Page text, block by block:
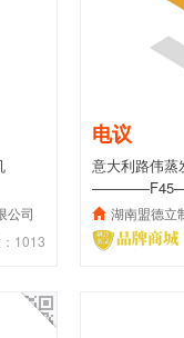
公司
1013
电议
意大利路伟蒸
湖南盟德立